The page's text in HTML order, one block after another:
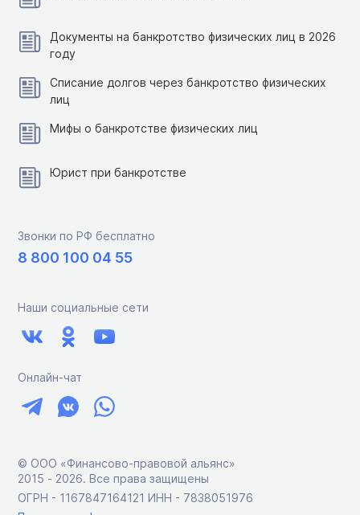
Документы на банкротство физических лиц в 2026
году
Списание долгов через банкротство физических
лиц
Мифы о банкротстве физических лиц
Юрист при банкротстве
Звонки по РФ бесплатно
8 800 100 04 55
Наши социальные сети
Онлайн-чат
© ООО «Финансово-правовой альянс»
2015 ‑ 2026. Все права защищены
ОГРН - 1167847164121 ИНН - 7838051976